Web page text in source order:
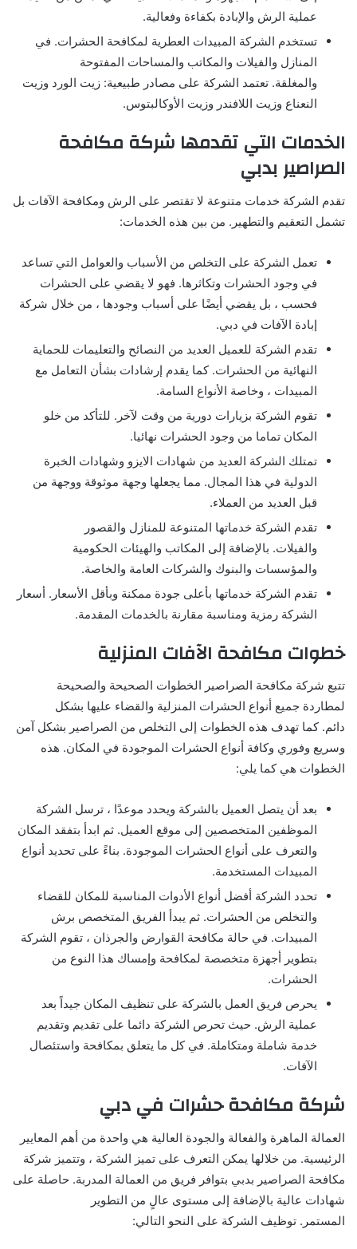
عملية الرش والإبادة بكفاءة وفعالية.
تستخدم الشركة المبيدات العطرية لمكافحة الحشرات. في
المنازل والفيلات والمكاتب والمساحات المفتوحة
والمغلقة. تعتمد الشركة على مصادر طبيعية: زيت الورد وزيت
النعناع وزيت اللافندر وزيت الأوكالبتوس.
الخدمات التي تقدمها شركة مكافحة
الصراصير بدبي
تقدم الشركة خدمات متنوعة لا تقتصر على الرش ومكافحة الآفات بل
تشمل التعقيم والتطهير. من بين هذه الخدمات:
تعمل الشركة على التخلص من الأسباب والعوامل التي تساعد
في وجود الحشرات وتكاثرها. فهو لا يقضي على الحشرات
فحسب ، بل يقضي أيضًا على أسباب وجودها ، من خلال شركة
إبادة الآفات في دبي.
تقدم الشركة للعميل العديد من النصائح والتعليمات للحماية
النهائية من الحشرات. كما يقدم إرشادات بشأن التعامل مع
المبيدات ، وخاصة الأنواع السامة.
تقوم الشركة بزيارات دورية من وقت لآخر. للتأكد من خلو
المكان تماما من وجود الحشرات نهائيا.
تمتلك الشركة العديد من شهادات الايزو وشهادات الخبرة
الدولية في هذا المجال. مما يجعلها وجهة موثوقة ووجهة من
قبل العديد من العملاء.
تقدم الشركة خدماتها المتنوعة للمنازل والقصور
والفيلات. بالإضافة إلى المكاتب والهيئات الحكومية
والمؤسسات والبنوك والشركات العامة والخاصة.
تقدم الشركة خدماتها بأعلى جودة ممكنة وبأقل الأسعار. أسعار
الشركة رمزية ومناسبة مقارنة بالخدمات المقدمة.
خطوات مكافحة الآفات المنزلية
تتبع شركة مكافحة الصراصير الخطوات الصحيحة والصحيحة
لمطاردة جميع أنواع الحشرات المنزلية والقضاء عليها بشكل
دائم. كما تهدف هذه الخطوات إلى التخلص من الصراصير بشكل آمن
وسريع وفوري وكافة أنواع الحشرات الموجودة في المكان. هذه
الخطوات هي كما يلي:
بعد أن يتصل العميل بالشركة ويحدد موعدًا ، ترسل الشركة
الموظفين المتخصصين إلى موقع العميل. ثم ابدأ بتفقد المكان
والتعرف على أنواع الحشرات الموجودة. بناءً على تحديد أنواع
المبيدات المستخدمة.
تحدد الشركة أفضل أنواع الأدوات المناسبة للمكان للقضاء
والتخلص من الحشرات. ثم يبدأ الفريق المتخصص برش
المبيدات. في حالة مكافحة القوارض والجرذان ، تقوم الشركة
بتطوير أجهزة متخصصة لمكافحة وإمساك هذا النوع من
الحشرات.
يحرص فريق العمل بالشركة على تنظيف المكان جيداً بعد
عملية الرش. حيث تحرص الشركة دائما على تقديم وتقديم
خدمة شاملة ومتكاملة. في كل ما يتعلق بمكافحة واستئصال
الآفات.
شركة مكافحة حشرات في دبي
العمالة الماهرة والفعالة والجودة العالية هي واحدة من أهم المعايير
الرئيسية. من خلالها يمكن التعرف على تميز الشركة ، وتتميز شركة
مكافحة الصراصير بدبي بتوافر فريق من العمالة المدربة. حاصلة على
شهادات عالية بالإضافة إلى مستوى عالٍ من التطوير
المستمر. توظيف الشركة على النحو التالي: